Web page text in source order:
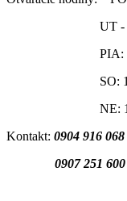
UT - ŠT:
PIA: 15,00 -
SO: 13,00 -
NE: 13,00 -
Kontakt: 0904 916 068
0907 251 600